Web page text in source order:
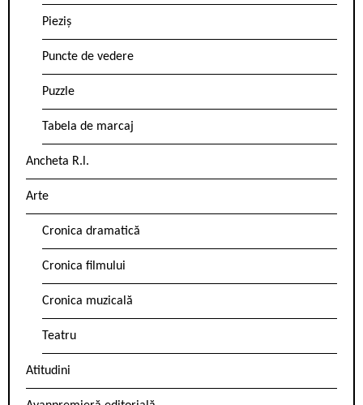
Pieziș
Puncte de vedere
Puzzle
Tabela de marcaj
Ancheta R.l.
Arte
Cronica dramatică
Cronica filmului
Cronica muzicală
Teatru
Atitudini